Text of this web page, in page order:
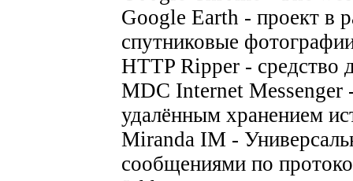
Google Earth - проект в
спутниковые
HTTP Ripper - средство
MDC Internet Messenger
удалённым хранением
Miranda IM -
сообщениями по